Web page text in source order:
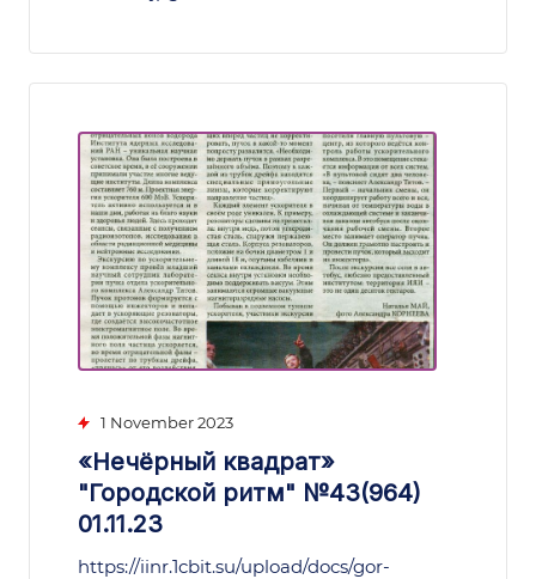
1 November 2023
«Нечёрный квадрат»
"Городской ритм" №43(964)
01.11.23
https://iinr.1cbit.su/upload/docs/gor-